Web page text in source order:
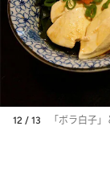
12 / 13 「ボラ白子